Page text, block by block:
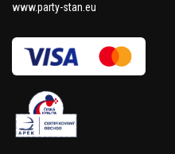
www.party-stan.eu